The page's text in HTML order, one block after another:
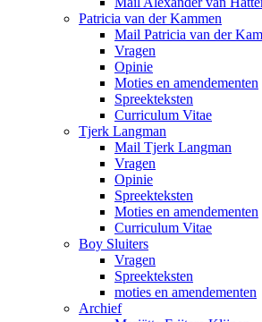
Patricia van der Kammen
Mail Patricia van der
Vragen
Opinie
Moties en amendementen
Spreekteksten
Curriculum Vitae
Tjerk Langman
Mail Tjerk Langman
Vragen
Opinie
Spreekteksten
Moties en amendementen
Curriculum Vitae
Boy Sluiters
Vragen
Spreekteksten
moties en amendementen
Archief